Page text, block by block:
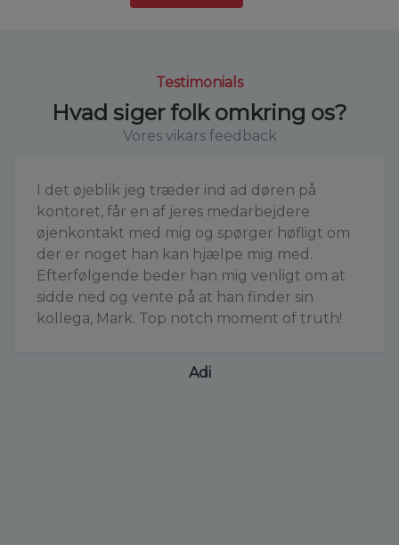
Testimonials
Hvad siger folk omkring os?
Vores vikars feedback
I det øjeblik jeg træder ind ad døren på
kontoret, får en af jeres medarbejdere
øjenkontakt med mig og spørger høfligt om
der er noget han kan hjælpe mig med.
Efterfølgende beder han mig venligt om at
sidde ned og vente på at han finder sin
kollega, Mark. Top notch moment of truth!
Adi